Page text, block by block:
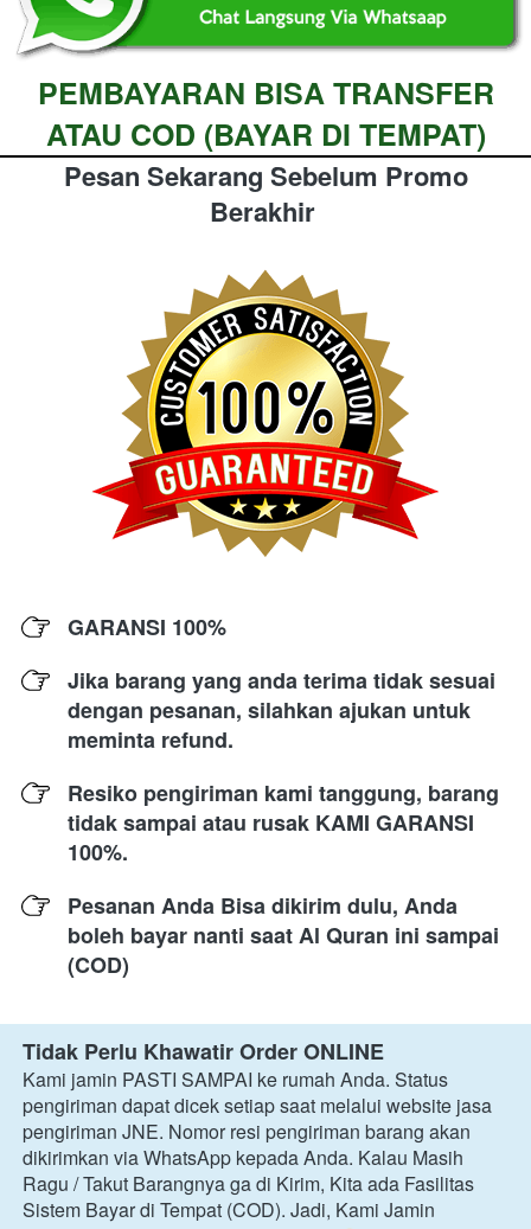
PEMBAYARAN BISA TRANSFER
ATAU COD (BAYAR DI TEMPAT)
Pesan Sekarang Sebelum Promo
Berakhir
GARANSI 100%
Jika barang yang anda terima tidak sesuai
dengan pesanan, silahkan ajukan untuk
meminta refund.
Resiko pengiriman kami tanggung, barang
tidak sampai atau rusak KAMI GARANSI
100%.
Pesanan Anda Bisa dikirim dulu, Anda
boleh bayar nanti saat Al Quran ini sampai
(COD)
Tidak Perlu Khawatir Order ONLINE
Kami jamin PASTI SAMPAI ke rumah Anda. Status
pengiriman dapat dicek setiap saat melalui website jasa
pengiriman JNE. Nomor resi pengiriman barang akan
dikirimkan via WhatsApp kepada Anda. Kalau Masih
Ragu / Takut Barangnya ga di Kirim, Kita ada Fasilitas
Sistem Bayar di Tempat (COD). Jadi, Kami Jamin